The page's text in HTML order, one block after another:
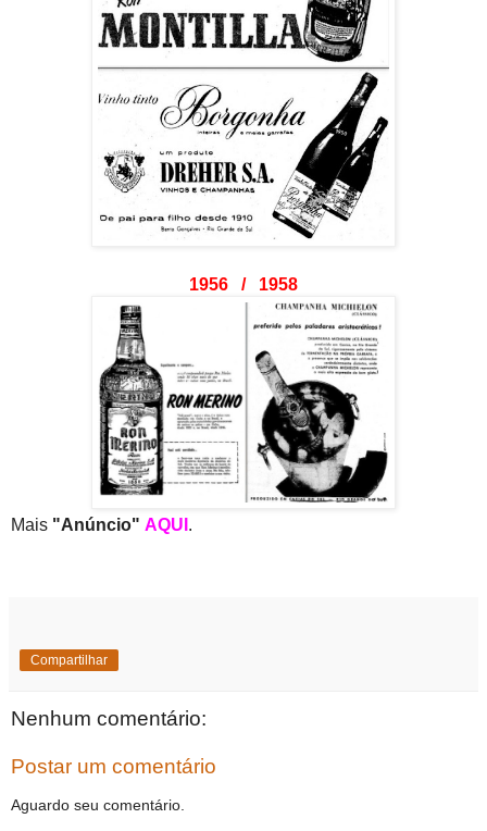
1956 / 1958
Mais "Anúncio" AQUI .
Compartilhar
Nenhum comentário:
Postar um comentário
Aguardo seu comentário.